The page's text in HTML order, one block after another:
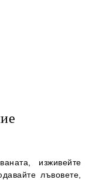
изживейте
лъвовете,